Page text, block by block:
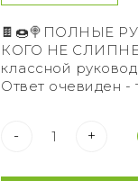
🍫🍩🍭ПОЛНЫЕ
КОГО НЕ
классной
Ответ очевиден -
- +